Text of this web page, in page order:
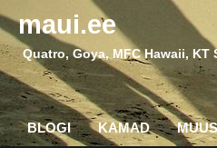
maui.ee
Quatro, Goya, MFC Hawaii,
BLOGI KAMAD